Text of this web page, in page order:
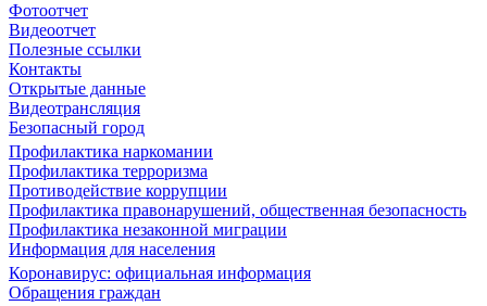
Фотоотчет
Видеоотчет
Полезные ссылки
Контакты
Открытые данные
Видеотрансляция
Безопасный город
Профилактика наркомании
Профилактика терроризма
Противодействие коррупции
Профилактика правонарушений, общественная безопасность
Профилактика незаконной миграции
Информация для населения
Коронавирус: официальная информация
Обращения граждан